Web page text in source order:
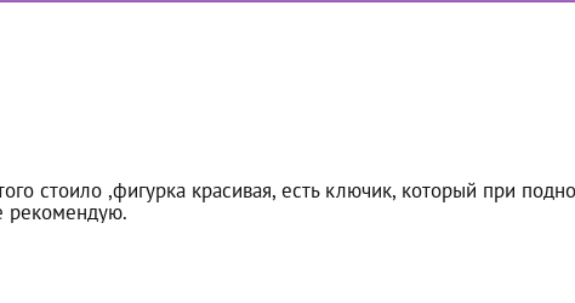
стоило ,фигурка красивая, есть ключик, который при
рекомендую.